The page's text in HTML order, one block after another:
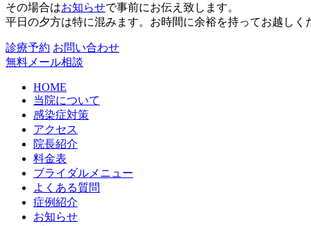
その場合はお知らせで事前にお伝え致します。
平日の夕方は特に混みます。お時間に余裕を持ってお越しく
診療予約 お問い合わせ
無料メール相談
HOME
当院について
感染症対策
アクセス
院長紹介
料金表
ブライダルメニュー
よくある質問
症例紹介
お知らせ